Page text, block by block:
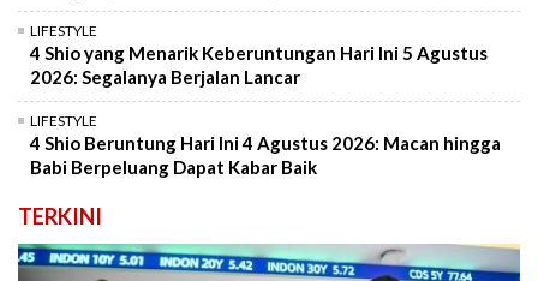
LIFESTYLE
4 Shio yang Menarik Keberuntungan Hari Ini 5 Agustus
2026: Segalanya Berjalan Lancar
LIFESTYLE
4 Shio Beruntung Hari Ini 4 Agustus 2026: Macan hingga
Babi Berpeluang Dapat Kabar Baik
TERKINI